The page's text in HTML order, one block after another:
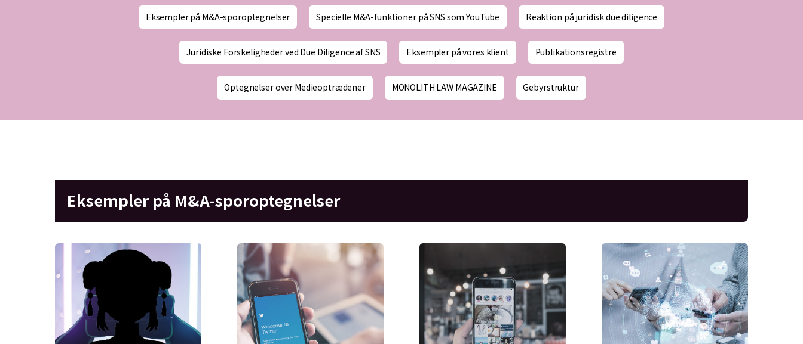
Eksempler på M&A-sporoptegnelser Specielle M&A-funktioner på SNS som YouTube Reaktion på juridisk due diligence
Juridiske Forskeligheder ved Due Diligence af SNS Eksempler på vores klient Publikationsregistre
Optegnelser over Medieoptrædener MONOLITH LAW MAGAZINE Gebyrstruktur
Eksempler på M&A-sporoptegnelser